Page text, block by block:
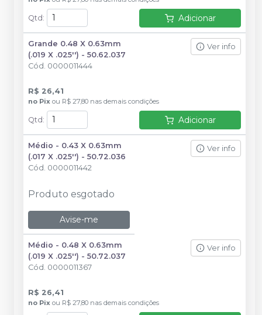
Qtd : Adicionar
Grande 0.48 X 0.63mm
(.019 X .025'') - 50.62.037
Cód. 0000011444
Ver info
R$ 26,41
no Pix ou R$ 27,80 nas demais condições
Qtd : Adicionar
Médio - 0.43 X 0.63mm
(.017 X .025'') - 50.72.036
Cód. 0000011442
Ver info
Produto esgotado
Avise-me
Médio - 0.48 X 0.63mm
(.019 X .025'') - 50.72.037
Cód. 0000011367
Ver info
R$ 26,41
no Pix ou R$ 27,80 nas demais condições